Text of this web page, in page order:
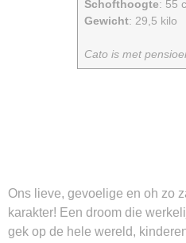
Schofthoogte: 55
Gewicht: 29,5 kilo
Cato is met
Ons lieve, gevoelige en oh zo
karakter! Een droom die
gek op de hele wereld,